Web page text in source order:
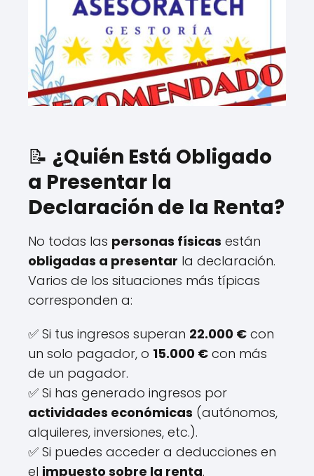
📝 ¿Quién Está Obligado
a Presentar la
Declaración de la Renta?
No todas las personas físicas están
obligadas a presentar la declaración.
Varios de los situaciones más típicas
corresponden a:
✅ Si tus ingresos superan 22.000 € con
un solo pagador, o 15.000 € con más
de un pagador.
✅ Si has generado ingresos por
actividades económicas (autónomos,
alquileres, inversiones, etc.).
✅ Si puedes acceder a deducciones en
el impuesto sobre la renta.